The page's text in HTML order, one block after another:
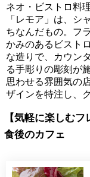
ネオ・ビストロ料
「レモア」は、シ
ちなんだもの。フ
かみのあるビスト
な造りで、カウン
る手彫りの彫刻が
思わせる雰囲気の
ザインを特注し、
【気軽に楽しむ
食後のカフェ